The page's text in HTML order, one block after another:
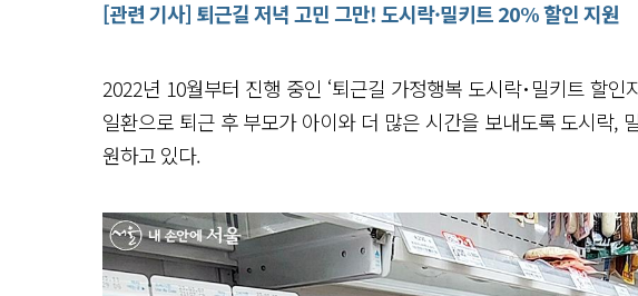
[관련 기사] 퇴근길 저녁 고민 그만! 도시락·밀키트 20% 할인 지원
2022년 10월부터 진행 중인 ‘퇴근길 가정행복 도시락･밀키트 할인
일환으로 퇴근 후 부모가 아이와 더 많은 시간을 보내도록 도시락,
원하고 있다.